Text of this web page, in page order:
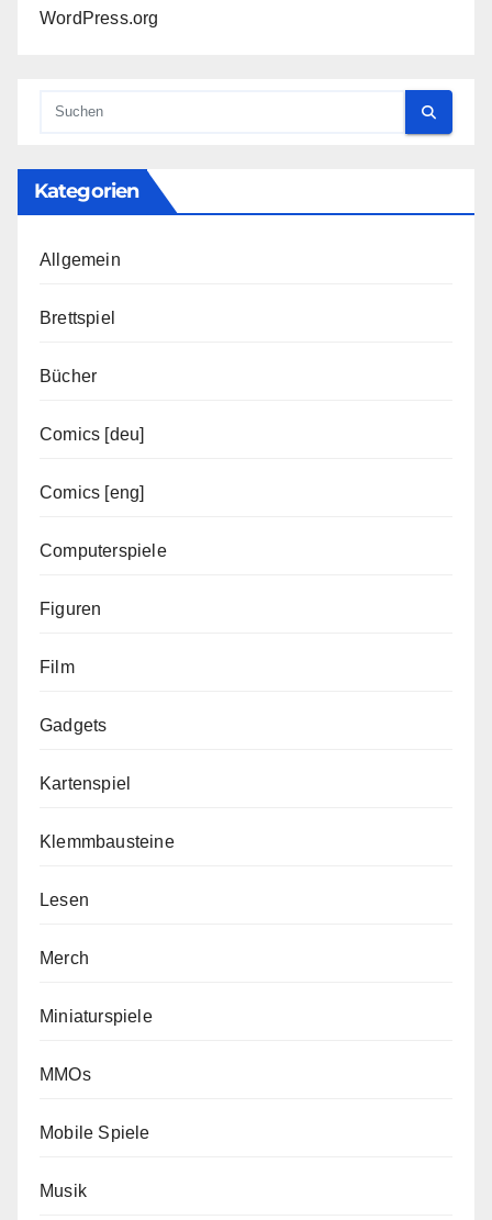
WordPress.org
Kategorien
Allgemein
Brettspiel
Bücher
Comics [deu]
Comics [eng]
Computerspiele
Figuren
Film
Gadgets
Kartenspiel
Klemmbausteine
Lesen
Merch
Miniaturspiele
MMOs
Mobile Spiele
Musik